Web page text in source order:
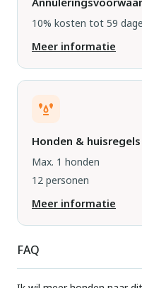
10% kosten tot 59
Meer informatie
Honden & huisregels
Max. 1 honden
12 personen
Meer informatie
FAQ